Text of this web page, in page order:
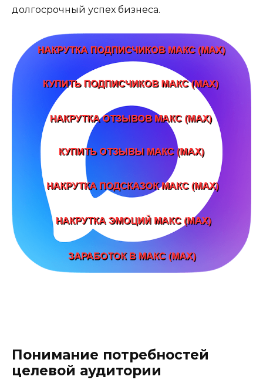
долгосрочный успех бизнеса.
Понимание потребностей
целевой аудитории